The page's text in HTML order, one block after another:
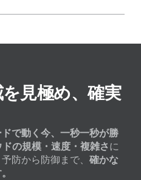
見極め、確実
で動く今、一秒一秒が勝
ドの規模・速度・複雑さに
防から防御まで、 確かな